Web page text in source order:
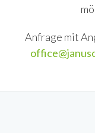
Anfrage mit